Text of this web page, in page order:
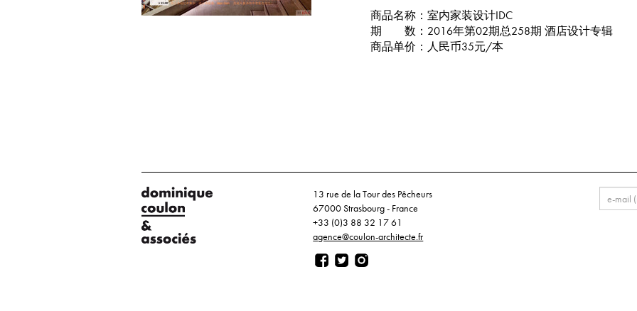
商品名称：室内家装设计IDC
期 数：2016年第02期总258期 酒店设计专辑
商品单价：人民币35元/本
13 rue de la Tour des Pêcheurs
67000 Strasbourg - France
+33 (0)3 88 32 17 61
agence@coulon-architecte.fr